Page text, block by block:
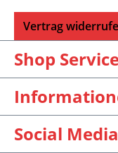
Vertrag
Shop
Social Media